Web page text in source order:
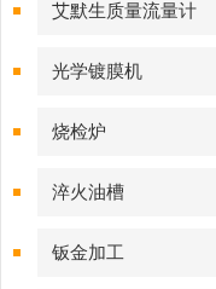
艾默生质量流量计
光学镀膜机
烧检炉
淬火油槽
钣金加工